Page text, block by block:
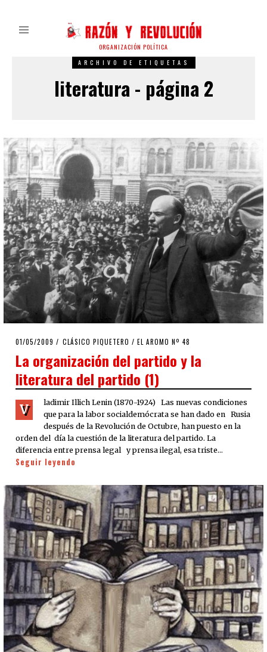
ORGANIZACIÓN POLÍTICA
ARCHIVO DE ETIQUETAS
literatura - página 2
POSTED
01/05/2009 25/03/2020
CLÁSICO PIQUETERO / EL AROMO Nº 48
La organización del partido y la
literatura del partido (1)
V
ladimir Illich Lenin (1870-1924) Las nuevas condiciones
que para la labor socialdemócrata se han dado en Rusia
después de la Revolución de Octubre, han puesto en la
orden del día la cuestión de la literatura del partido. La
diferencia entre prensa legal y prensa ilegal, esa triste…
Seguir leyendo